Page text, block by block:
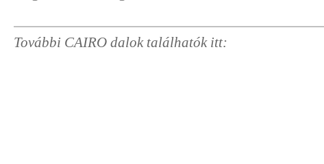
További CAIRO dalok találhatók itt: